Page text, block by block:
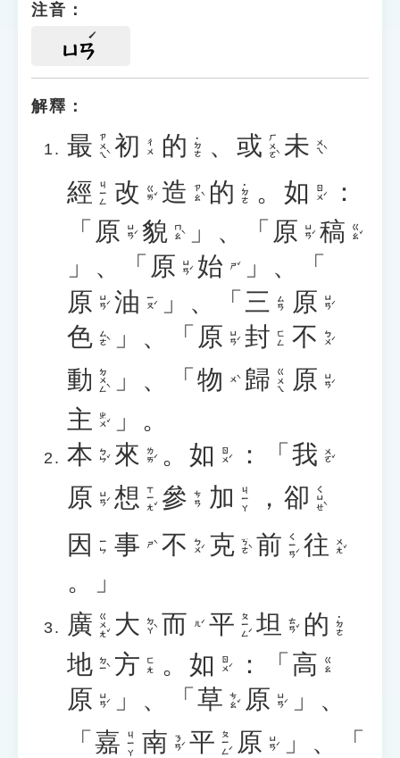
注音：
ㄩㄢ
解釋：
最 ㄗㄨㄟˋ 初 ㄔㄨ 的 ˙ㄉㄜ 、 或 ㄏㄨㄛˋ 未 ㄨㄟˋ
經 ㄐㄧㄥ 改 ㄍㄞˇ 造 ㄗㄠˋ 的 ˙ㄉㄜ 。 如 ㄖㄨˊ
：
「 原 ㄩㄢˊ 貌 ㄇㄠˋ 」 、 「 原 ㄩㄢˊ 稿 ㄍㄠˇ
」 、 「 原 ㄩㄢˊ 始 ㄕˇ 」 、
「
原 ㄩㄢˊ 油 ㄧㄡˊ 」 、 「 三 ㄙㄢ 原 ㄩㄢˊ
色 ㄙㄜˋ 」 、 「 原 ㄩㄢˊ 封 ㄈㄥ 不 ㄅㄨˊ
動 ㄉㄨㄥˋ 」 、 「 物 ㄨˋ 歸 ㄍㄨㄟ 原 ㄩㄢˊ
主 ㄓㄨˇ 」 。
本 ㄅㄣˇ 來 ㄌㄞˊ 。 如 ㄖㄨˊ ： 「 我 ㄨㄛˇ
原 ㄩㄢˊ 想 ㄒㄧㄤˇ 參 ㄘㄢ 加 ㄐㄧㄚ ， 卻 ㄑㄩㄝˋ
因 ㄧㄣ 事 ㄕˋ 不 ㄅㄨˊ 克 ㄎㄜˋ 前 ㄑㄧㄢˊ 往 ㄨㄤˇ
。
」
廣 ㄍㄨㄤˇ 大 ㄉㄚˋ 而 ㄦˊ 平 ㄆㄧㄥˊ 坦 ㄊㄢˇ 的 ˙ㄉㄜ
地 ㄉㄧˋ 方 ㄈㄤ 。 如 ㄖㄨˊ ： 「 高 ㄍㄠ
原 ㄩㄢˊ 」 、 「 草 ㄘㄠˇ 原 ㄩㄢˊ 」 、
「 嘉 ㄐㄧㄚ 南 ㄋㄢˊ 平 ㄆㄧㄥˊ 原 ㄩㄢˊ 」 、
「